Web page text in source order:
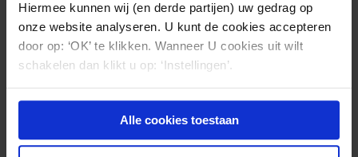
Hiermee kunnen wij (en derde partijen) uw gedrag op
onze website analyseren. U kunt de cookies accepteren
door op: ‘OK’ te klikken. Wanneer U cookies uit wilt
schakelen dan klikt u op: ‘Instellingen’.
Alle cookies toestaan
Ook interessant?